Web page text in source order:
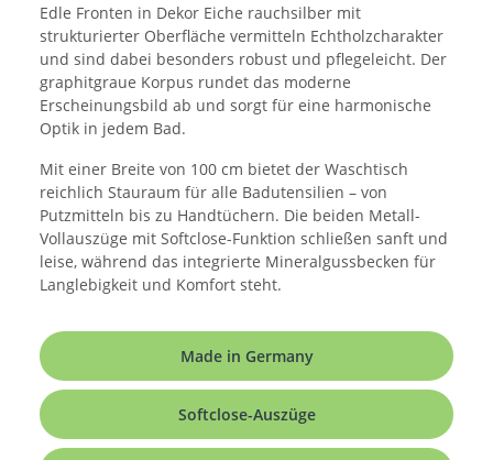
Edle Fronten in Dekor Eiche rauchsilber mit
strukturierter Oberfläche vermitteln Echtholzcharakter
und sind dabei besonders robust und pflegeleicht. Der
graphitgraue Korpus rundet das moderne
Erscheinungsbild ab und sorgt für eine harmonische
Optik in jedem Bad.
Mit einer Breite von 100 cm bietet der Waschtisch
reichlich Stauraum für alle Badutensilien – von
Putzmitteln bis zu Handtüchern. Die beiden Metall-
Vollauszüge mit Softclose-Funktion schließen sanft und
leise, während das integrierte Mineralgussbecken für
Langlebigkeit und Komfort steht.
Made in Germany
Softclose-Auszüge